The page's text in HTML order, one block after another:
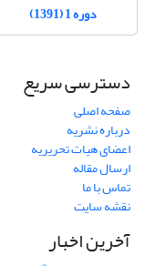
دوره 1 (1391)
دسترسی سریع
صفحه اصلی
درباره نشریه
اعضای هیات تحریریه
ارسال مقاله
تماس با ما
نقشه سایت
آخرین اخبار